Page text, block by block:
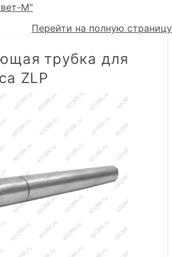
М"
Перейти на полную страницу
трубка для
ZLP